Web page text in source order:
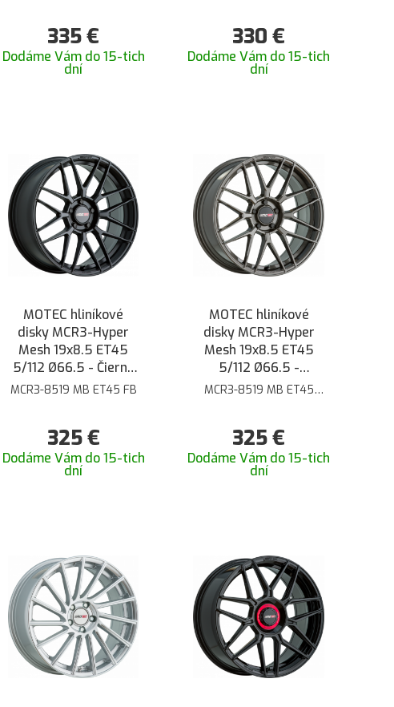
335€
Dodáme Vám do 15-tich
dní
330€
Dodáme Vám do 15-tich
dní
MOTEC hliníkové
disky MCR3-Hyper
Mesh 19x8.5 ET45
5/112 Ø66.5 - Čierna
matná
MCR3-8519 MB ET45 FB
325€
Dodáme Vám do 15-tich
dní
MOTEC hliníkové
disky MCR3-Hyper
Mesh 19x8.5 ET45
5/112 Ø66.5 -
Oceľovo šedá
MCR3-8519 MB ET45
325€
Dodáme Vám do 15-tich
dní